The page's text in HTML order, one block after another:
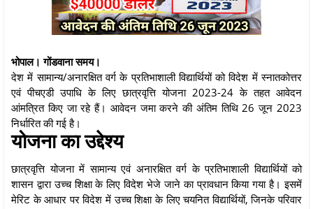
भोपाल। गोंडवाना समय।
देश में सामान्य/अनारक्षित वर्ग के प्रतिभाशाली विद्यार्थियों को विदेश में स्नातकोत्तर
एवं पीचएडी उपाधि के लिए छात्रवृत्ति योजना 2023-24 के तहत आवेदन
आंमत्रित किए जा रहे हैं। आवेदन जमा करने की अंतिम तिथि 26 जून 2023
निर्धारित की गई है।
योजना का उद्देश्य
छात्रवृत्ति योजना में सामान्य एवं अनारक्षित वर्ग के प्रतिभाशाली विद्यार्थियों को
शासन द्वारा उच्च शिक्षा के लिए विदेश भेजे जाने का प्रावधान किया गया है। इसमें
मेरिट के आधार पर विदेश में उच्च शिक्षा के लिए चयनित विद्यार्थियों, जिनके परिवार